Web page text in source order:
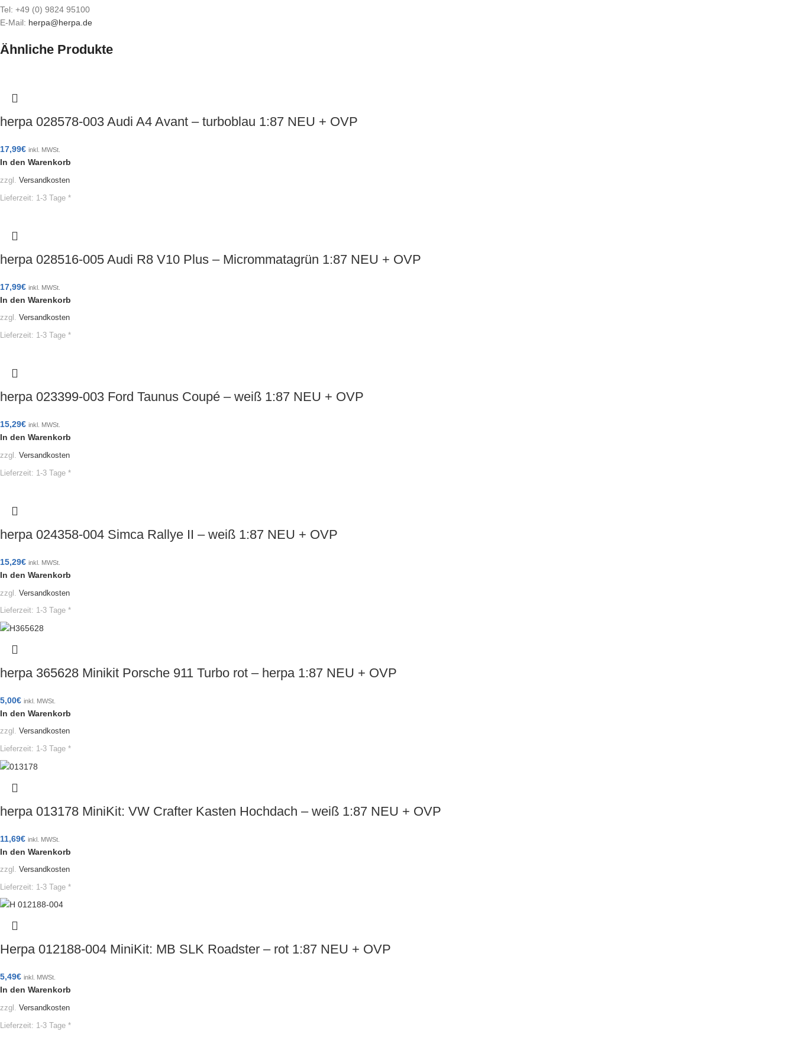
Tel: +49 (0) 9824 95100
E-Mail: herpa@herpa.de
Ähnliche Produkte
herpa 028578-003 Audi A4 Avant – turboblau 1:87 NEU + OVP
17,99€ inkl. MWSt.
In den Warenkorb
zzgl. Versandkosten
Lieferzeit: 1-3 Tage *
herpa 028516-005 Audi R8 V10 Plus – Micrommatagrün 1:87 NEU + OVP
17,99€ inkl. MWSt.
In den Warenkorb
zzgl. Versandkosten
Lieferzeit: 1-3 Tage *
herpa 023399-003 Ford Taunus Coupé – weiß 1:87 NEU + OVP
15,29€ inkl. MWSt.
In den Warenkorb
zzgl. Versandkosten
Lieferzeit: 1-3 Tage *
herpa 024358-004 Simca Rallye II – weiß 1:87 NEU + OVP
15,29€ inkl. MWSt.
In den Warenkorb
zzgl. Versandkosten
Lieferzeit: 1-3 Tage *
herpa 365628 Minikit Porsche 911 Turbo rot – herpa 1:87 NEU + OVP
5,00€ inkl. MWSt.
In den Warenkorb
zzgl. Versandkosten
Lieferzeit: 1-3 Tage *
herpa 013178 MiniKit: VW Crafter Kasten Hochdach – weiß 1:87 NEU + OVP
11,69€ inkl. MWSt.
In den Warenkorb
zzgl. Versandkosten
Lieferzeit: 1-3 Tage *
Herpa 012188-004 MiniKit: MB SLK Roadster – rot 1:87 NEU + OVP
5,49€ inkl. MWSt.
In den Warenkorb
zzgl. Versandkosten
Lieferzeit: 1-3 Tage *